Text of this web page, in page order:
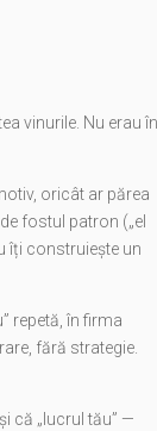
vinurile. Nu erau în
oricât ar părea
fostul patron („el
îți construiește un
repetă, în firma
fără strategie.
că „lucrul tău” —